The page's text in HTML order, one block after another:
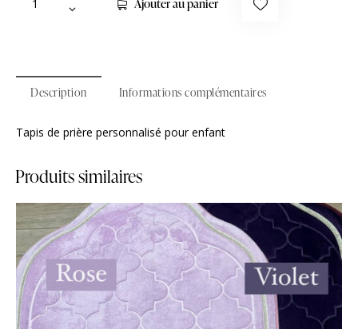
Ajouter au panier
Description Informations complémentaires
Tapis de prière personnalisé pour enfant
Produits similaires